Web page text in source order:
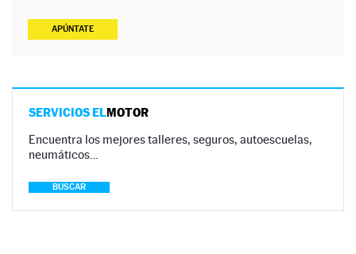
APÚNTATE
SERVICIOS ELMOTOR
Encuentra los mejores talleres, seguros, autoescuelas,
neumáticos…
BUSCAR